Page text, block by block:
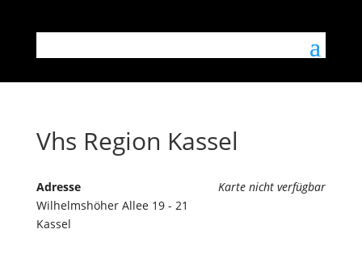
Vhs Region Kassel
Karte nicht verfügbar
Adresse
Wilhelmshöher Allee 19 - 21
Kassel